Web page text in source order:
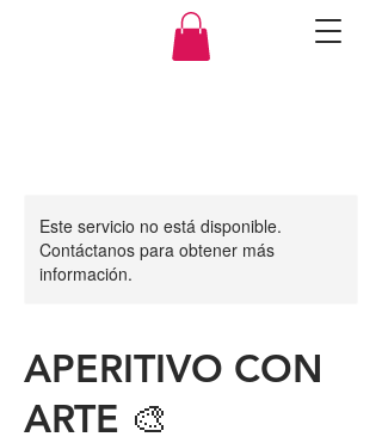
Este servicio no está disponible.
Contáctanos para obtener más
información.
APERITIVO CON
ARTE 🎨